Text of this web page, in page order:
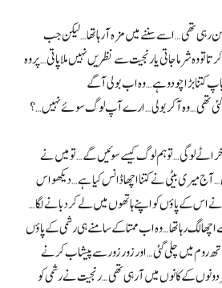
رہی تھی… اسے سننے میں مزہ آ رہا تھا… لیکن جب
وہ شرما جاتی یا رنجیت سے نظریں نہیں ملا پاتی… پر وہ
گئی تھی… وہ آ کر بولی… ارے آپ لوگ سوئے نہیں…؟
لو گی… تو ہم لوگ کیسے سوئیں گے… تو میں نے
میری بیٹی نے کتنا اچھا ڈانس کیا ہے… دیکھو اس
اس کے پاؤں کو اپنے ہاتھوں میں لے کر دبانے لگا…
لگ رہا تھا… وہ اب ممتا کے سامنے ہی رشمی کے پاؤں
روم میں چلی گئی… اور زور زور سے پیشاب کرنے
کے کانوں میں آ رہی تھی… رنجیت نے رشمی کو